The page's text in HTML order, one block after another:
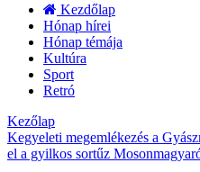
Kezdőlap
Hónap hírei
Hónap témája
Kultúra
Sport
Retró
Kezőlap
Kegyeleti megemlékezés a
el a gyilkos sortűz